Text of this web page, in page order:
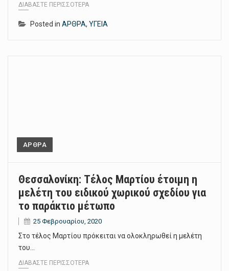
ΔΙΑΒΆΣΤΕ ΠΕΡΙΣΣΌΤΕΡΑ
Posted in ΑΡΘΡΑ, ΥΓΕΙΑ
ΑΡΘΡΑ
Θεσσαλονίκη: Τέλος Μαρτίου έτοιμη η
μελέτη του ειδικού χωρικού σχεδίου για
το παράκτιο μέτωπο
25 Φεβρουαρίου, 2020
Στο τέλος Μαρτίου πρόκειται να ολοκληρωθεί η μελέτη
του…
ΔΙΑΒΆΣΤΕ ΠΕΡΙΣΣΌΤΕΡΑ